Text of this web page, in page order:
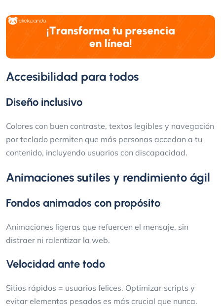
Accesibilidad para todos
Diseño inclusivo
Colores con buen contraste, textos legibles y navegación
por teclado permiten que más personas accedan a tu
contenido, incluyendo usuarios con discapacidad.
Animaciones sutiles y rendimiento ágil
Fondos animados con propósito
Animaciones ligeras que refuercen el mensaje, sin
distraer ni ralentizar la web.
Velocidad ante todo
Sitios rápidos = usuarios felices. Optimizar scripts y
evitar elementos pesados es más crucial que nunca.